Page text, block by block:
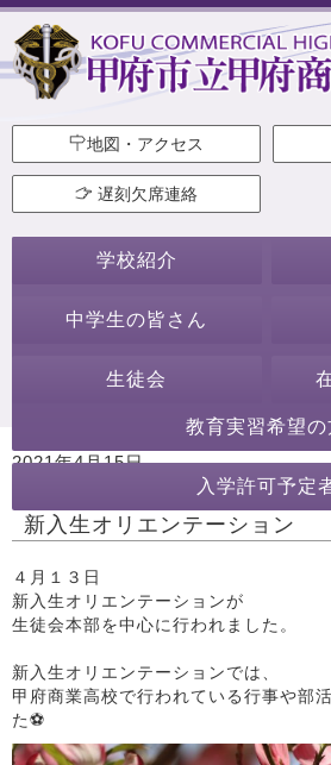
地図・アクセス
遅刻欠席連絡
学校紹介
中学生の皆さん
生徒会
教育実習希望の
入学許可予定
2021年4月15日
年度初めの行事 行事・活
新入生オリエンテーション
４月１３日
新入生オリエンテーションが
生徒会本部を中心に行われました。
新入生オリエンテーションでは、
甲府商業高校で行われている行事や部
た⚽